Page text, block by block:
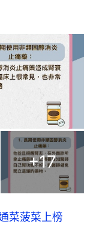
+17
菜菠菜上榜